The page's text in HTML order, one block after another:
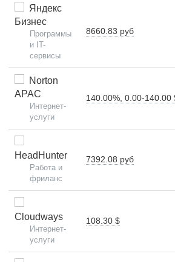
Яндекс
Бизнес
Программы
и IT-
сервисы
8660.83 руб
Norton
APAC
Интернет-
услуги
140.00%, 0.00-140.00
HeadHunter
Работа и
фриланс
7392.08 руб
Cloudways
Интернет-
услуги
108.30 $